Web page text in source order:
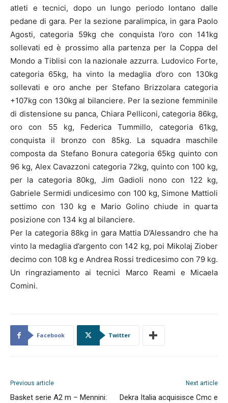
atleti e tecnici, dopo un lungo periodo lontano dalle
pedane di gara. Per la sezione paralimpica, in gara Paolo
Agosti, categoria 59kg che conquista l’oro con 141kg
sollevati ed è prossimo alla partenza per la Coppa del
Mondo a Tiblisi con la nazionale azzurra. Ludovico Forte,
categoria 65kg, ha vinto la medaglia d’oro con 130kg
sollevati e oro anche per Stefano Brizzolara categoria
+107kg con 130kg al bilanciere. Per la sezione femminile
di distensione su panca, Chiara Pelliconi, categoria 86kg,
oro con 55 kg, Federica Tummillo, categoria 61kg,
conquista il bronzo con 85kg. La squadra maschile
composta da Stefano Bonura categoria 65kg quinto con
96 kg, Alex Cavazzoni categoria 72kg, quinto con 100 kg,
per la categoria 80kg, Jim Gadioli nono con 122 kg,
Gabriele Sermidi undicesimo con 100 kg, Simone Mattioli
settimo con 130 kg e Mario Golino chiude in quarta
posizione con 134 kg al bilanciere.
Per la categoria 88kg in gara Mattia D’Alessandro che ha
vinto la medaglia d’argento con 142 kg, poi Mikolaj Ziober
decimo con 108 kg e Andrea Rossi tredicesimo con 79 kg.
Un ringraziamento ai tecnici Marco Reami e Micaela
Comini.
Facebook Twitter
Previous article
Basket serie A2 m – Mennini:
Next article
Dekra Italia acquisisce Cmc e